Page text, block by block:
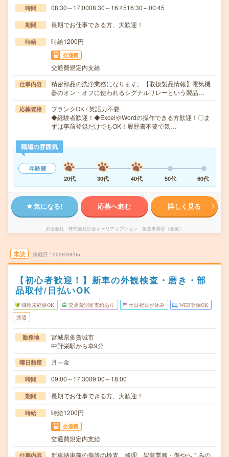
時間 08:30～17:0008:30～16:4516:30～00:45
期間 長期でお仕事できる方、大歓迎！
時給 時給1200円
交通費
交通費規定内支給
仕事内容
精密部品の洗浄業務になります。【取扱製品情報】電気機
器のオン・オフに使われるシグナルリレーという製品…
応募資格
ブランクOK / 英語力不要
◆経験者歓迎！◆ExcelやWordの操作できる方歓迎！〇ま
ずは事前登録だけでもOK！履歴書不要で気…
職場の雰囲気
年齢層
20代
30代 40代 50代 60代
気になる! 応募へ進む 詳しく見る
派遣会社 株式会社綜合キャリアオプション 製造事業部（全国）
未読 掲載日 2026/08/05
【初心者歓迎！】新車の外観検査・磨き・部
品取付/日払いOK
職種未経験OK 交通費別途支給あり 土日祝日が休み WEB登録OK
派遣
勤務地
宮城県多賀城市
中野栄駅から車9分
曜日頻度 月～金
時間 09:00～17:3009:00～18:00
期間 長期でお仕事できる方、大歓迎！
時給 時給1200円
交通費
交通費規定内支給
仕事内容 新車納車前の傷等の検査、修理、架装業務・傷やへこみの